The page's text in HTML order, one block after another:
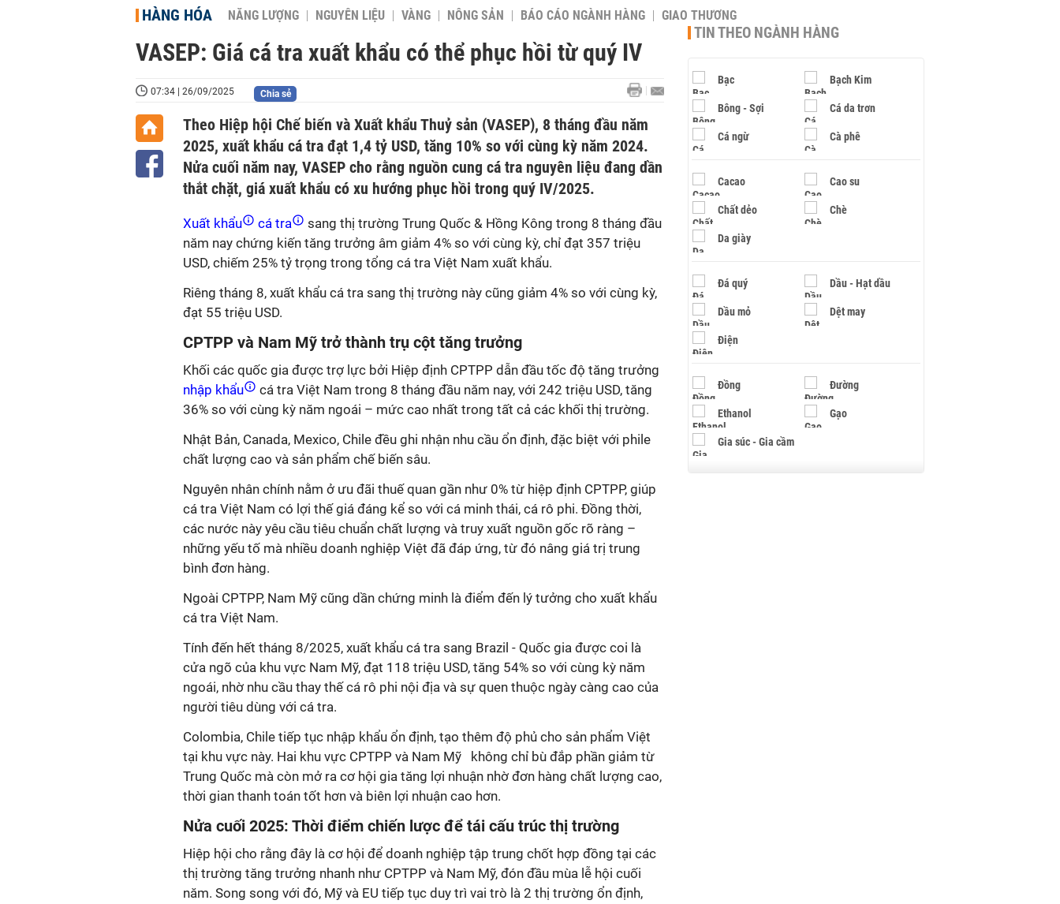
HÀNG HÓA NĂNG LƯỢNG NGUYÊN LIỆU VÀNG NÔNG SẢN BÁO CÁO NGÀNH HÀNG GIAO THƯƠNG
VASEP: Giá cá tra xuất khẩu có thể phục hồi từ quý IV
07:34 | 26/09/2025 Chia sẻ
Theo Hiệp hội Chế biến và Xuất khẩu Thuỷ sản (VASEP), 8 tháng đầu năm
2025, xuất khẩu cá tra đạt 1,4 tỷ USD, tăng 10% so với cùng kỳ năm 2024.
Nửa cuối năm nay, VASEP cho rằng nguồn cung cá tra nguyên liệu đang dần
thắt chặt, giá xuất khẩu có xu hướng phục hồi trong quý IV/2025.
Xuất khẩu cá tra
sang thị trường Trung Quốc & Hồng Kông trong 8 tháng đầu
năm nay chứng kiến tăng trưởng âm giảm 4% so với cùng kỳ, chỉ đạt 357 triệu
USD, chiếm 25% tỷ trọng trong tổng cá tra Việt Nam xuất khẩu.
Riêng tháng 8, xuất khẩu cá tra sang thị trường này cũng giảm 4% so với cùng kỳ,
đạt 55 triệu USD.
CPTPP và Nam Mỹ trở thành trụ cột tăng trưởng
Khối các quốc gia được trợ lực bởi Hiệp định CPTPP dẫn đầu tốc độ tăng trưởng
nhập khẩu
cá tra Việt Nam trong 8 tháng đầu năm nay, với 242 triệu USD, tăng
36% so với cùng kỳ năm ngoái – mức cao nhất trong tất cả các khối thị trường.
Nhật Bản, Canada, Mexico, Chile đều ghi nhận nhu cầu ổn định, đặc biệt với phile
chất lượng cao và sản phẩm chế biến sâu.
Nguyên nhân chính nằm ở ưu đãi thuế quan gần như 0% từ hiệp định CPTPP, giúp
cá tra Việt Nam có lợi thế giá đáng kể so với cá minh thái, cá rô phi. Đồng thời,
các nước này yêu cầu tiêu chuẩn chất lượng và truy xuất nguồn gốc rõ ràng –
những yếu tố mà nhiều doanh nghiệp Việt đã đáp ứng, từ đó nâng giá trị trung
bình đơn hàng.
Ngoài CPTPP, Nam Mỹ cũng dần chứng minh là điểm đến lý tưởng cho xuất khẩu
cá tra Việt Nam.
Tính đến hết tháng 8/2025, xuất khẩu cá tra sang Brazil - Quốc gia được coi là
cửa ngõ của khu vực Nam Mỹ, đạt 118 triệu USD, tăng 54% so với cùng kỳ năm
ngoái, nhờ nhu cầu thay thế cá rô phi nội địa và sự quen thuộc ngày càng cao của
người tiêu dùng với cá tra.
Colombia, Chile tiếp tục nhập khẩu ổn định, tạo thêm độ phủ cho sản phẩm Việt
tại khu vực này. Hai khu vực CPTPP và Nam Mỹ không chỉ bù đắp phần giảm từ
Trung Quốc mà còn mở ra cơ hội gia tăng lợi nhuận nhờ đơn hàng chất lượng cao,
thời gian thanh toán tốt hơn và biên lợi nhuận cao hơn.
Nửa cuối 2025: Thời điểm chiến lược để tái cấu trúc thị trường
Hiệp hội cho rằng đây là cơ hội để doanh nghiệp tập trung chốt hợp đồng tại các
thị trường tăng trưởng nhanh như CPTPP và Nam Mỹ, đón đầu mùa lễ hội cuối
năm. Song song với đó, Mỹ và EU tiếp tục duy trì vai trò là 2 thị trường ổn định,
TIN THEO NGÀNH HÀNG
Bạc Bạch Kim
Bông - Sợi Cá da trơn
Cá ngừ Cà phê
Cacao Cao su
Chất dẻo Chè
Da giày
Đá quý Dầu - Hạt dầu
Dầu mỏ Dệt may
Điện
Đồng Đường
Ethanol Gạo
Gia súc - Gia cầm